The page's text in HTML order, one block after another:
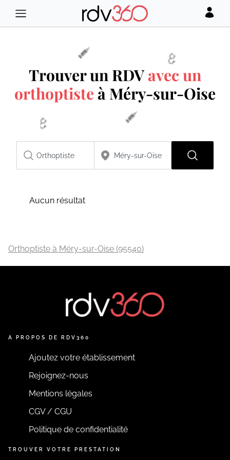
Trouver un RDVavec un
orthoptiste à Méry-sur-Oise
Aucun résultat
Orthoptiste à Méry-sur-Oise (95540)
A PROPOS DE RDV360
Ajoutez votre établissement
Rejoignez-nous
Mentions légales
CGV / CGU
Politique de confidentialité
TROUVER VOTRE PRESTATION